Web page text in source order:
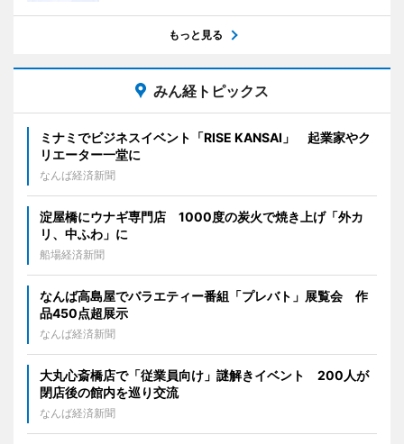
もっと見る
みん経トピックス
ミナミでビジネスイベント「RISE KANSAI」 起業家やク
リエーター一堂に
なんば経済新聞
淀屋橋にウナギ専門店 1000度の炭火で焼き上げ「外カ
リ、中ふわ」に
船場経済新聞
なんば高島屋でバラエティー番組「プレバト」展覧会 作
品450点超展示
なんば経済新聞
大丸心斎橋店で「従業員向け」謎解きイベント 200人が
閉店後の館内を巡り交流
なんば経済新聞